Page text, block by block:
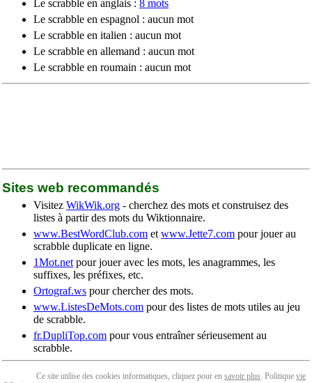
Le scrabble en anglais : 8 mots
Le scrabble en espagnol : aucun mot
Le scrabble en italien : aucun mot
Le scrabble en allemand : aucun mot
Le scrabble en roumain : aucun mot
Sites web recommandés
Visitez WikWik.org - cherchez des mots et construisez des
listes à partir des mots du Wiktionnaire.
www.BestWordClub.com et www.Jette7.com pour jouer au
scrabble duplicate en ligne.
1Mot.net pour jouer avec les mots, les anagrammes, les
suffixes, les préfixes, etc.
Ortograf.ws pour chercher des mots.
www.ListesDeMots.com pour des listes de mots utiles au jeu
de scrabble.
fr.DupliTop.com pour vous entraîner sérieusement au
scrabble.
Ce site utilise des cookies informatiques, cliquez pour en savoir plus. Politique vie